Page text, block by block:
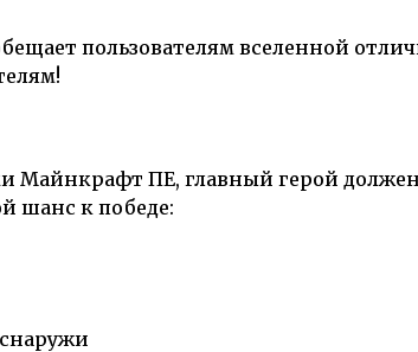
пользователям вселенной
ПЕ, главный герой
шанс к победе: